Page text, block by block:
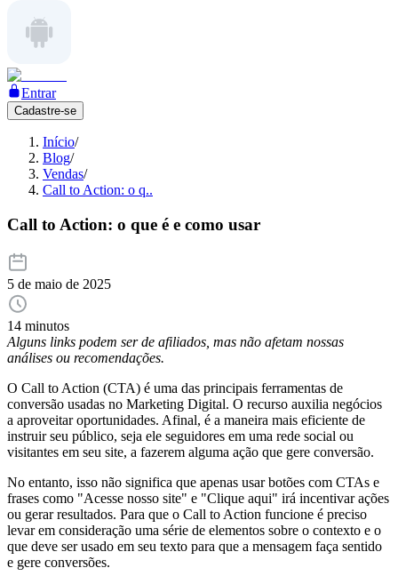
Entrar
Cadastre-se
Início/
Blog/
Vendas/
Call to Action: o q..
Call to Action: o que é e como usar
5 de maio de 2025
14 minutos
Alguns links podem ser de afiliados, mas não afetam nossas
análises ou recomendações.
O Call to Action (CTA) é uma das principais ferramentas de
conversão usadas no Marketing Digital. O recurso auxilia negócios
a aproveitar oportunidades. Afinal, é a maneira mais eficiente de
instruir seu público, seja ele seguidores em uma rede social ou
visitantes em seu site, a fazerem alguma ação que gere conversão.
No entanto, isso não significa que apenas usar botões com CTAs e
frases como "Acesse nosso site" e "Clique aqui" irá incentivar ações
ou gerar resultados. Para que o Call to Action funcione é preciso
levar em consideração uma série de elementos sobre o contexto e o
que deve ser usado em seu texto para que a mensagem faça sentido
e gere conversões.